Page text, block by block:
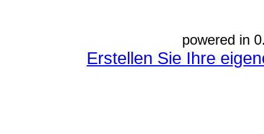
powered in
Erstellen Sie Ihre